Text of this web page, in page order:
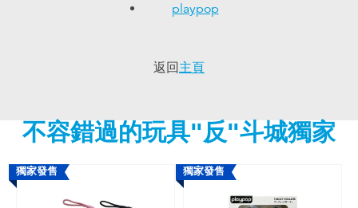
嬰兒及學前玩具
任天堂 Switch
playpop
返回主頁
不容錯過的玩具"反"斗城獨家
獨家發售 獨家發售